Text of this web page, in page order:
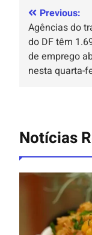
Previous:
Agências do
do DF têm
de emprego
nesta quarta-
Notícias